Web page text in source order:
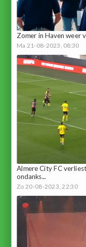
Zomer in Haven weer
Ma 21-08-2023, 08:30
Almere City FC
ondanks...
Zo 20-08-2023, 22:30